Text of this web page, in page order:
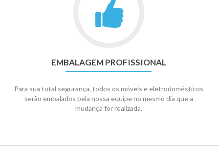
EMBALAGEM PROFISSIONAL
Para sua total segurança, todos os móveis e eletrodomésticos
serão embalados pela nossa equipe no mesmo dia que a
mudança for realizada.